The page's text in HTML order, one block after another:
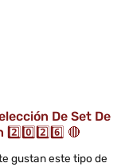
De Set De
2️⃣0️⃣2️⃣6️⃣ 🔴
gustan este tipo de